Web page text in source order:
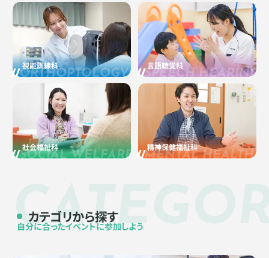
視能訓練科
ORTHOPTOLOGY TRAINING
言語聴覚科
SPEECH HEARING
社会福祉科
SOCIAL WELFARE
精神保健福祉科
MENTAL HEALTH
カテゴリから探す
自分に合ったイベントに参加しよう